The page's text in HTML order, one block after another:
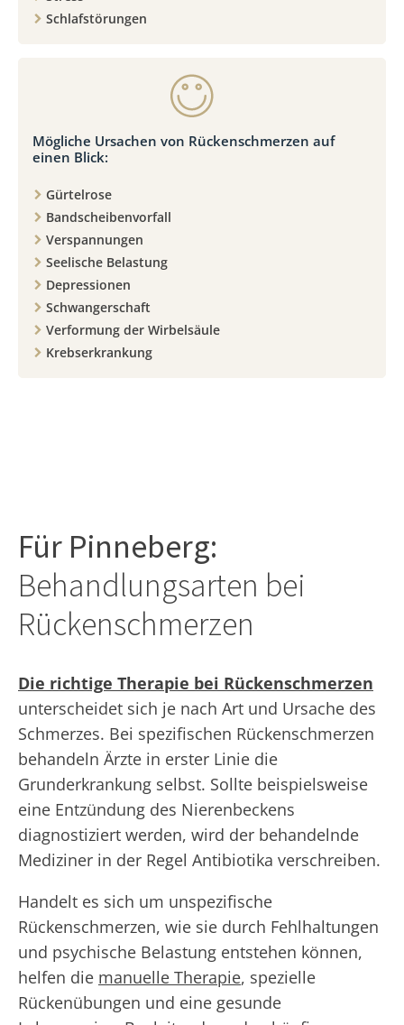
Schlafstörungen
Mögliche Ursachen von Rückenschmerzen auf
einen Blick:
Gürtelrose
Bandscheibenvorfall
Verspannungen
Seelische Belastung
Depressionen
Schwangerschaft
Verformung der Wirbelsäule
Krebserkrankung
Für Pinneberg:
Behandlungsarten bei
Rückenschmerzen
Die richtige Therapie bei Rückenschmerzen
unterscheidet sich je nach Art und Ursache des
Schmerzes. Bei spezifischen Rückenschmerzen
behandeln Ärzte in erster Linie die
Grunderkrankung selbst. Sollte beispielsweise
eine Entzündung des Nierenbeckens
diagnostiziert werden, wird der behandelnde
Mediziner in der Regel Antibiotika verschreiben.
Handelt es sich um unspezifische
Rückenschmerzen, wie sie durch Fehlhaltungen
und psychische Belastung entstehen können,
helfen die manuelle Therapie, spezielle
Rückenübungen und eine gesunde